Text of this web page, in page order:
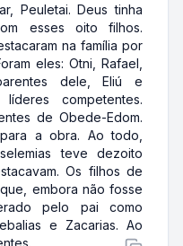
Peuletai. Deus tinha
esses oito filhos.
na família por
eles: Otni, Rafael,
dele, Eliú e
competentes.
de Obede-Edom.
a obra. Ao todo,
teve dezoito
Os filhos de
embora não fosse
pelo pai como
e Zacarias. Ao